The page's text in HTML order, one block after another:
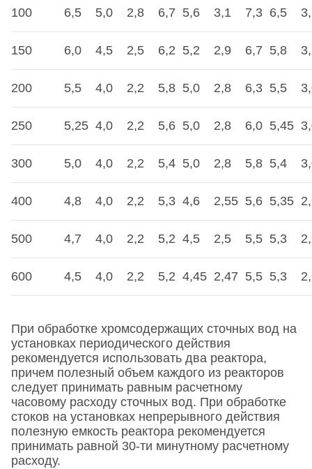
100 6,5 5,0 2,8 6,7 5,6 3,1 7,3 6,5
150 6,0 4,5 2,5 6,2 5,2 2,9 6,7 5,8
200 5,5 4,0 2,2 5,8 5,0 2,8 6,3 5,5
250 5,25 4,0 2,2 5,6 5,0 2,8 6,0 5,45
300 5,0 4,0 2,2 5,4 5,0 2,8 5,8 5,4
400 4,8 4,0 2,2 5,3 4,6 2,55 5,6 5,35
500 4,7 4,0 2,2 5,2 4,5 2,5 5,5 5,3
600 4,5 4,0 2,2 5,2 4,45 2,47 5,5 5,3
При обработке хромсодержащих сточных вод на
установках периодического действия
рекомендуется использовать два реактора,
причем полезный объем каждого из реакторов
следует принимать равным расчетному
часовому расходу сточных вод. При обработке
стоков на установках непрерывного действия
полезную емкость реактора рекомендуется
принимать равной 30-ти минутному расчетному
расходу.